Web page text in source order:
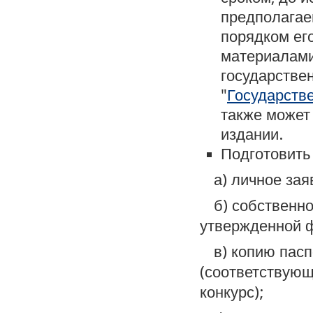
порядком
"
также
издании.
а) личное
б)
утвержденной
в) копию
конкурс);